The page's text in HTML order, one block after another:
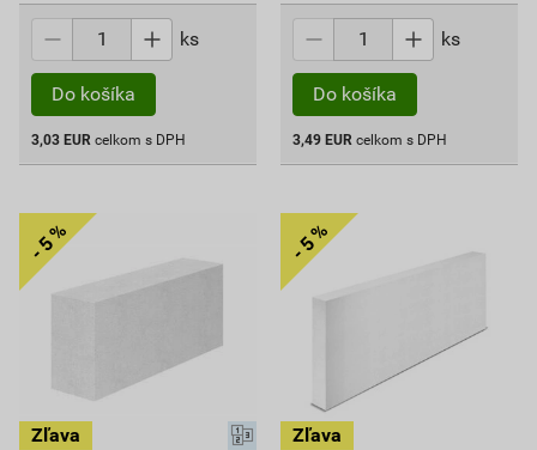
ks
Do košíka
3,03 EUR celkom s DPH
ks
Do košíka
3,49 EUR celkom s DPH